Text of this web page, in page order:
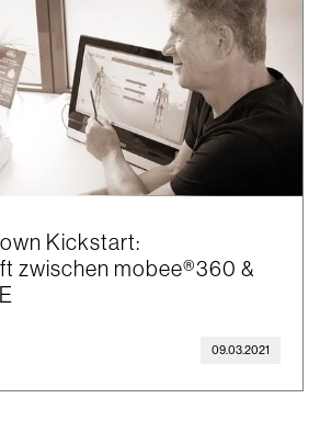
Kickstart:
zwischen mobee®360 &
09.03.2021